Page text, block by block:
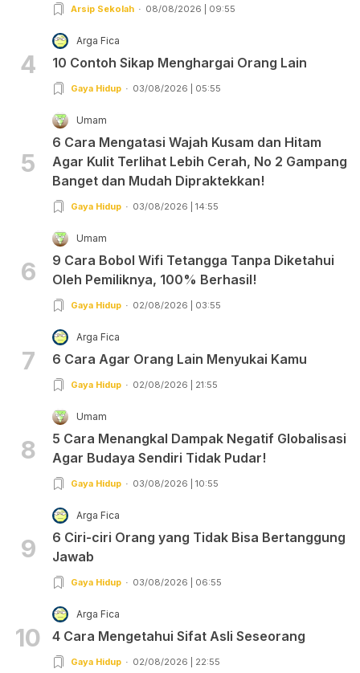
Arsip Sekolah 08/08/2026 | 09:55
4
Arga Fica
10 Contoh Sikap Menghargai Orang Lain
Gaya Hidup 03/08/2026 | 05:55
5
Umam
6 Cara Mengatasi Wajah Kusam dan Hitam
Agar Kulit Terlihat Lebih Cerah, No 2 Gampang
Banget dan Mudah Dipraktekkan!
Gaya Hidup 03/08/2026 | 14:55
6
Umam
9 Cara Bobol Wifi Tetangga Tanpa Diketahui
Oleh Pemiliknya, 100% Berhasil!
Gaya Hidup 02/08/2026 | 03:55
7
Arga Fica
6 Cara Agar Orang Lain Menyukai Kamu
Gaya Hidup 02/08/2026 | 21:55
8
Umam
5 Cara Menangkal Dampak Negatif Globalisasi
Agar Budaya Sendiri Tidak Pudar!
Gaya Hidup 03/08/2026 | 10:55
9
Arga Fica
6 Ciri-ciri Orang yang Tidak Bisa Bertanggung
Jawab
Gaya Hidup 03/08/2026 | 06:55
10
Arga Fica
4 Cara Mengetahui Sifat Asli Seseorang
Gaya Hidup 02/08/2026 | 22:55